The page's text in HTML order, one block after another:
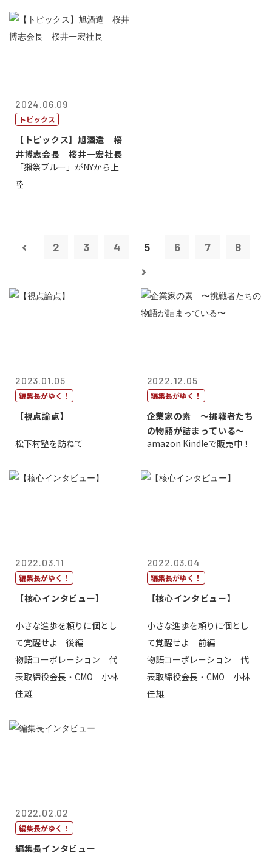
2024.06.09
トピックス
【トピックス】旭酒造 桜
井博志会長 桜井一宏社長
「獺祭ブルー」がNYから上
陸
2 3 4 5 6 7 8
2023.01.05
編集長がゆく！
【視点論点】
松下村塾を訪ねて
2022.12.05
編集長がゆく！
企業家の素 〜挑戦者たち
の物語が詰まっている〜
amazon Kindleで販売中！
2022.03.11
編集長がゆく！
【核心インタビュー】
小さな進歩を頼りに個とし
て覚醒せよ 後編
物語コーポレーション 代
表取締役会長・CMO 小林
佳雄
2022.03.04
編集長がゆく！
【核心インタビュー】
小さな進歩を頼りに個とし
て覚醒せよ 前編
物語コーポレーション 代
表取締役会長・CMO 小林
佳雄
2022.02.02
編集長がゆく！
編集長インタビュー